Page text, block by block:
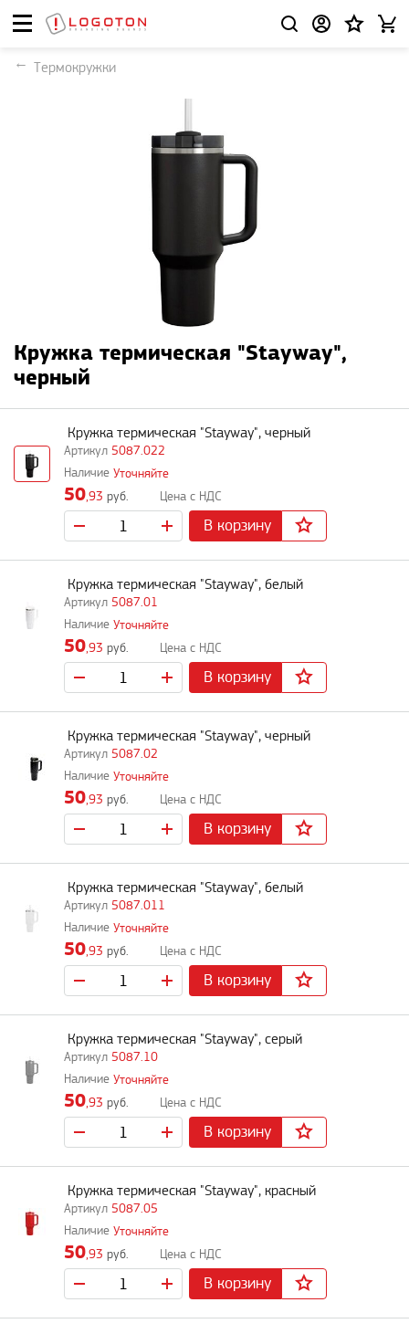
Термокружки
Кружка термическая "Stayway",
черный
5087.022
Кружка термическая "Stayway", черный
Уточняйте
50,93 руб.
В корзину
5087.01
Кружка термическая "Stayway", белый
Уточняйте
50,93 руб.
В корзину
5087.02
Кружка термическая "Stayway", черный
Уточняйте
50,93 руб.
В корзину
5087.011
Кружка термическая "Stayway", белый
Уточняйте
50,93 руб.
В корзину
5087.10
Кружка термическая "Stayway", серый
Уточняйте
50,93 руб.
В корзину
5087.05
Кружка термическая "Stayway", красный
Уточняйте
50,93 руб.
В корзину